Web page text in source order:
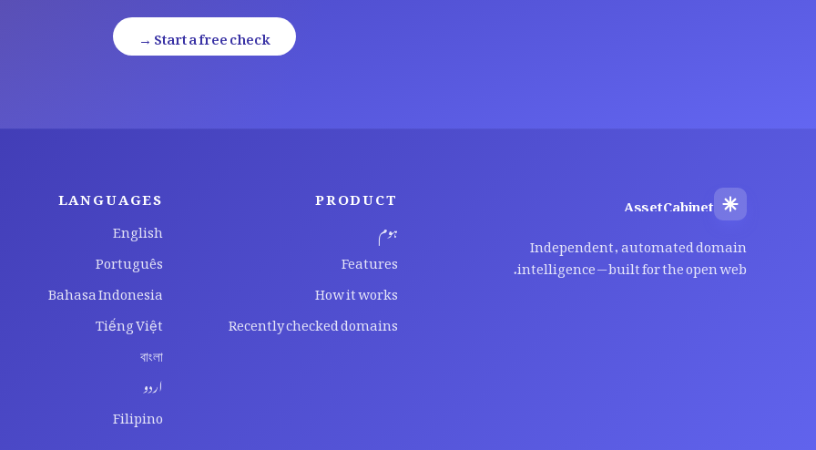
Start a free check →
AssetCabinet
Independent, automated domain
intelligence — built for the open web.
PRODUCT
ہوم
Features
How it works
Recently checked domains
LANGUAGES
English
Português
Bahasa Indonesia
Tiếng Việt
বাংলা
اردو
Filipino